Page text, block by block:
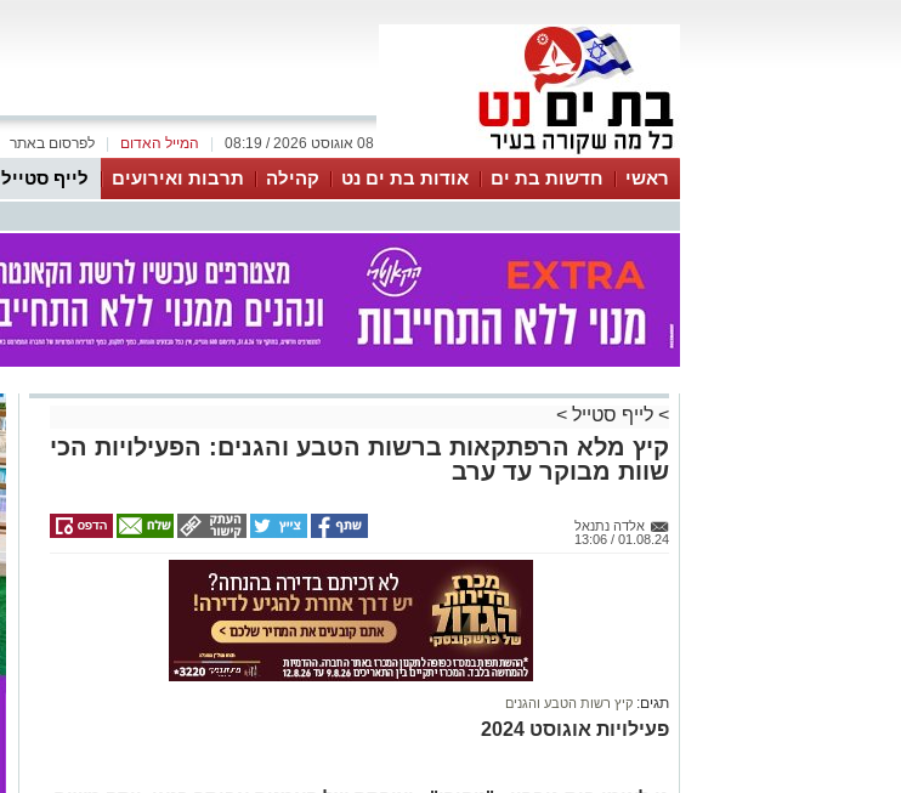
לפרסום באתר המייל האדום 08 אוגוסט 2026 / 08:19
ראשי חדשות בת ים אודות בת ים נט קהילה תרבות ואירועים לייף סטייל
> לייף סטייל >
קיץ מלא הרפתקאות ברשות הטבע והגנים: הפעילויות הכי
שוות מבוקר עד ערב
אלדה נתנאל
01.08.24 / 13:06
תגים: קיץ רשות הטבע והגנים
פעילויות אוגוסט 2024